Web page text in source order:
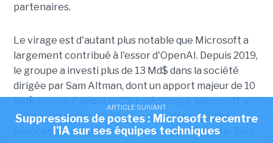
partenaires.
Le virage est d'autant plus notable que Microsoft a
largement contribué à l'essor d'OpenAI. Depuis 2019,
le groupe a investi plus de 13 Md$ dans la société
dirigée par Sam Altman, dont un apport majeur de 10
Md$ annoncé début 2023. En échange, Microsoft a
obtenu un accès privilégié aux modèles les plus
avancés du marché et a pu les intégrer à Azure, Bing
ARTICLE SUIVANT
Suppressions de postes : Microsoft recentre
l'IA sur ses équipes techniques